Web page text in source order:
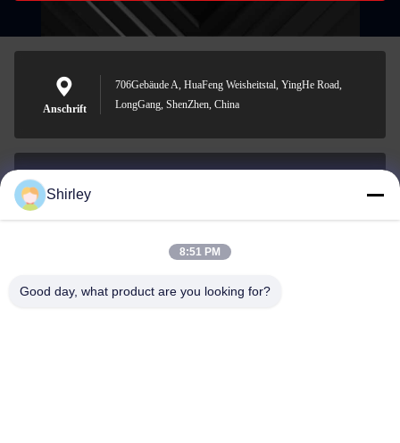
Anschrift
706Gebäude A, HuaFeng Weisheitstal, YingHe Road,
LongGang, ShenZhen, China
E-Mail-Adresse
0086-18148506772
Shirley
8:51 PM
Good day, what product are you looking for?